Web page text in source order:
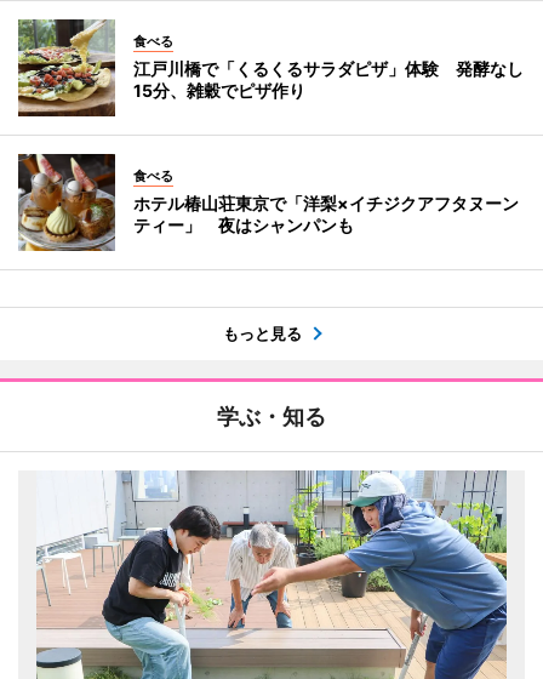
食べる
江戸川橋で「くるくるサラダピザ」体験 発酵なし
15分、雑穀でピザ作り
食べる
ホテル椿山荘東京で「洋梨×イチジクアフタヌーン
ティー」 夜はシャンパンも
もっと見る
学ぶ・知る